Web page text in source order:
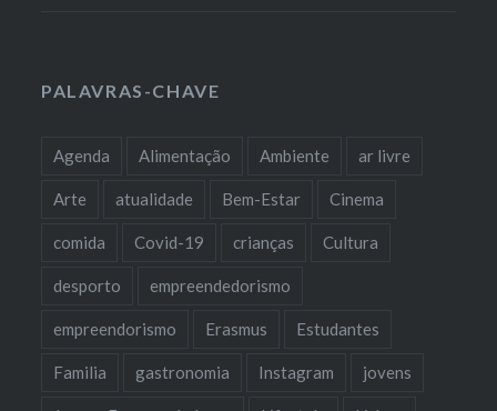
PALAVRAS-CHAVE
Agenda Alimentação Ambiente ar livre
Arte atualidade Bem-Estar Cinema
comida Covid-19 crianças Cultura
desporto empreendedorismo
empreendorismo Erasmus Estudantes
Familia gastronomia Instagram jovens